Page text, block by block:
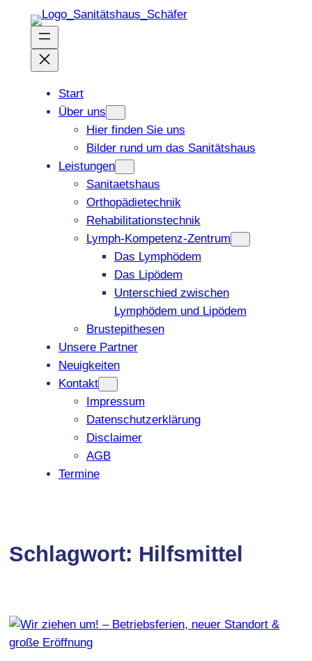
Inhalt
springen
Start
Über uns
Hier finden Sie uns
Bilder rund um das Sanitätshaus
Leistungen
Sanitaetshaus
Orthopädietechnik
Rehabilitationstechnik
Lymph-Kompetenz-Zentrum
Das Lymphödem
Das Lipödem
Unterschied zwischen
Lymphödem und Lipödem
Brustepithesen
Unsere Partner
Neuigkeiten
Kontakt
Impressum
Datenschutzerklärung
Disclaimer
AGB
Termine
Schlagwort: Hilfsmittel